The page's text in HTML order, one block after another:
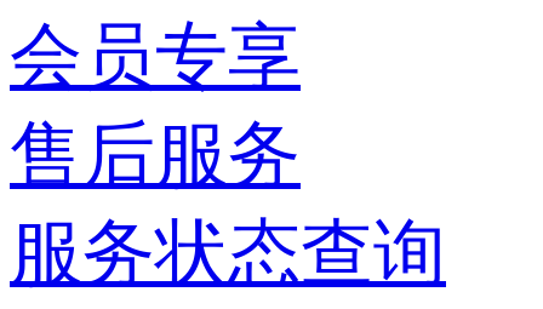
会员专享
售后服务
服务状态查询